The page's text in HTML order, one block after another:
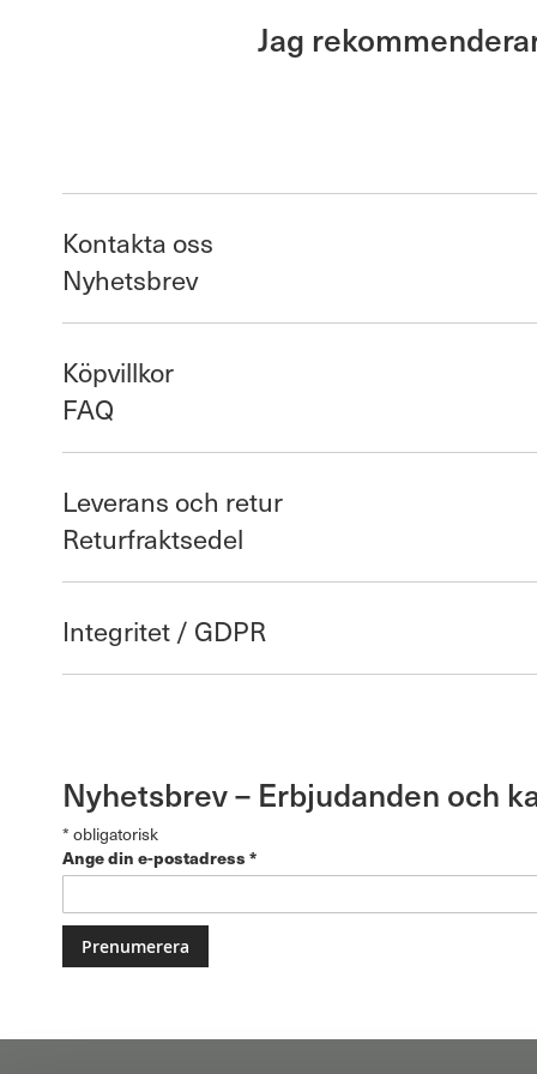
Jag
Kontakta oss
Nyhetsbrev
Köpvillkor
FAQ
Leverans och retur
Returfraktsedel
Integritet / GDPR
Nyhetsbrev – Erbjudanden och
* obligatorisk
Ange din e-postadress *